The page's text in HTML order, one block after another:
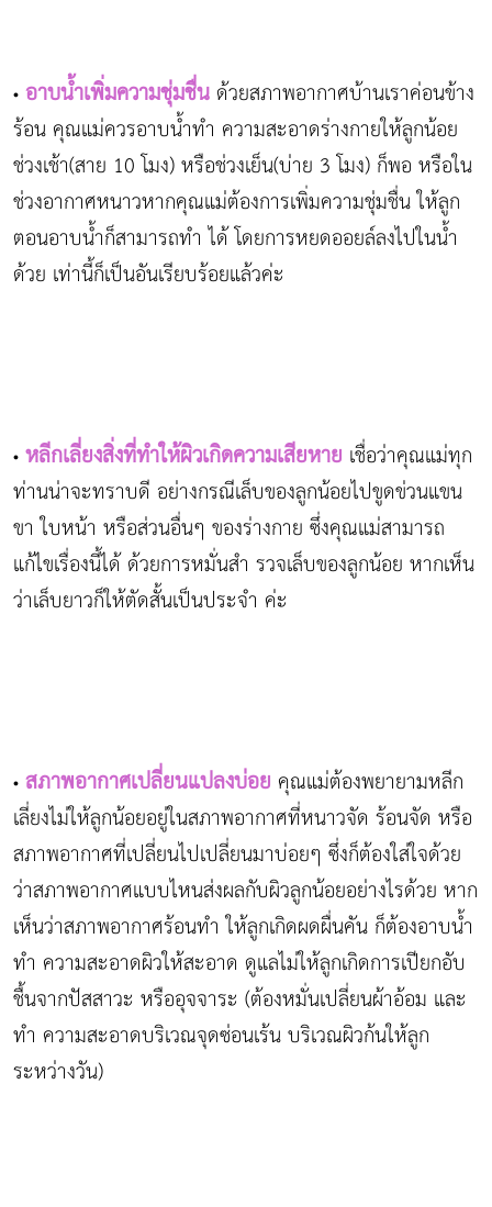
• อาบน้ำเพิ่มความชุ่มชื่นด้วยสภาพอากาศบ้านเราค่อนข้าง
ร้อน คุณแม่ควรอาบน้ำทำ ความสะอาดร่างกายให้ลูกน้อย
ช่วงเช้า(สาย 10 โมง) หรือช่วงเย็น(บ่าย 3 โมง) ก็พอ หรือใน
ช่วงอากาศหนาวหากคุณแม่ต้องการเพิ่มความชุ่มชื่น ให้ลูก
ตอนอาบน้ำก็สามารถทำ ได้ โดยการหยดออยล์ลงไปในน้ำ
ด้วย เท่านี้ก็เป็นอันเรียบร้อยแล้วค่ะ
• หลีกเลี่ยงสิ่งที่ทำให้ผิวเกิดความเสียหาย เชื่อว่าคุณแม่ทุก
ท่านน่าจะทราบดี อย่างกรณีเล็บของลูกน้อยไปขูดข่วนแขน
ขา ใบหน้า หรือส่วนอื่นๆ ของร่างกาย ซึ่งคุณแม่สามารถ
แก้ไขเรื่องนี้ได้ ด้วยการหมั่นสำ รวจเล็บของลูกน้อย หากเห็น
ว่าเล็บยาวก็ให้ตัดสั้นเป็นประจำ ค่ะ
• สภาพอากาศเปลี่ยนแปลงบ่อย คุณแม่ต้องพยายามหลีก
เลี่ยงไม่ให้ลูกน้อยอยู่ในสภาพอากาศที่หนาวจัด ร้อนจัด หรือ
สภาพอากาศที่เปลี่ยนไปเปลี่ยนมาบ่อยๆ ซึ่งก็ต้องใส่ใจด้วย
ว่าสภาพอากาศแบบไหนส่งผลกับผิวลูกน้อยอย่างไรด้วย หาก
เห็นว่าสภาพอากาศร้อนทำ ให้ลูกเกิดผดผื่นคัน ก็ต้องอาบน้ำ
ทำ ความสะอาดผิวให้สะอาด ดูแลไม่ให้ลูกเกิดการเปียกอับ
ชื้นจากปัสสาวะ หรืออุจจาระ (ต้องหมั่นเปลี่ยนผ้าอ้อม และ
ทำ ความสะอาดบริเวณจุดซ่อนเร้น บริเวณผิวก้นให้ลูก
ระหว่างวัน)